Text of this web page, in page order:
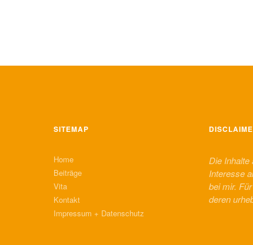
SITEMAP
Home
Beiträge
Vita
Kontakt
Impressum + Datenschutz
Die
Interesse
bei mir.
deren